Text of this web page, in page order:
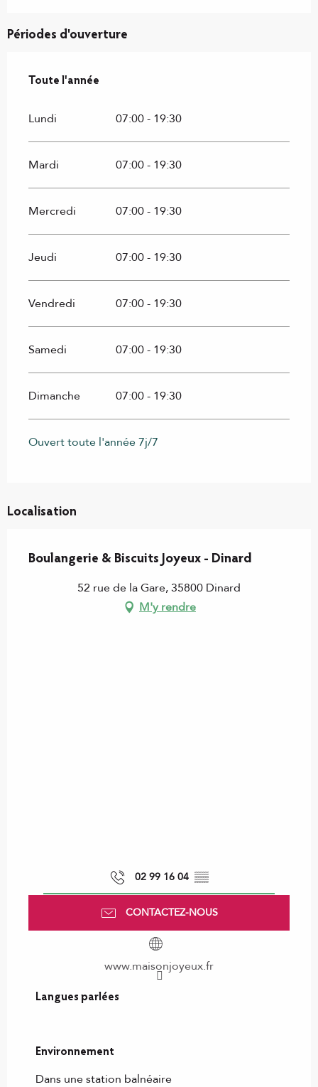
Périodes d'ouverture
Toute l'année
Toute l'année
Lundi 07:00 - 19:30
Mardi 07:00 - 19:30
Mercredi 07:00 - 19:30
Jeudi 07:00 - 19:30
Vendredi 07:00 - 19:30
Samedi 07:00 - 19:30
Dimanche 07:00 - 19:30
Ouvert toute l'année 7j/7
Localisation
Boulangerie & Biscuits Joyeux - Dinard
52 rue de la Gare, 35800 Dinard
M'y rendre
02 99 16 04 ▒▒
CONTACTEZ-NOUS
www.maisonjoyeux.fr
Langues parlées
Langues parlées
Environnement
Environnement
Dans une station balnéaire